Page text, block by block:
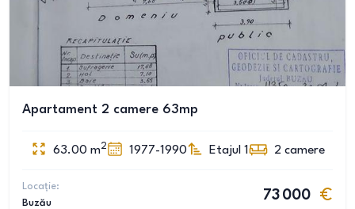
Apartament 2 camere 63mp
63.00 m2 1977-1990 Etajul 1 2 camere
Locație:
Buzău
73 000